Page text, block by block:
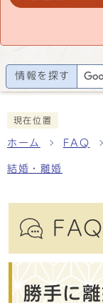
情報を探す
現在位置
ホーム FAQ
結婚・離婚
FAQ
勝手に